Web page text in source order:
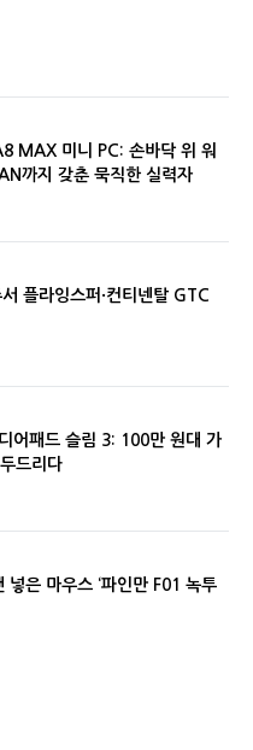
MAX 미니 PC: 손바닥 위 워
까지 갖춘 묵직한 실력자
플라잉스퍼·컨티넨탈 GTC
어패드 슬림 3: 100만 원대 가
드리다
넣은 마우스 ‘파인만 F01 녹투